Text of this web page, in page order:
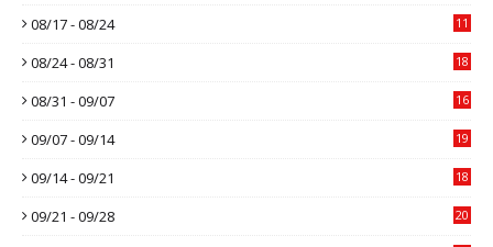
08/17 - 08/24 11
08/24 - 08/31 18
08/31 - 09/07 16
09/07 - 09/14 19
09/14 - 09/21 18
09/21 - 09/28 20